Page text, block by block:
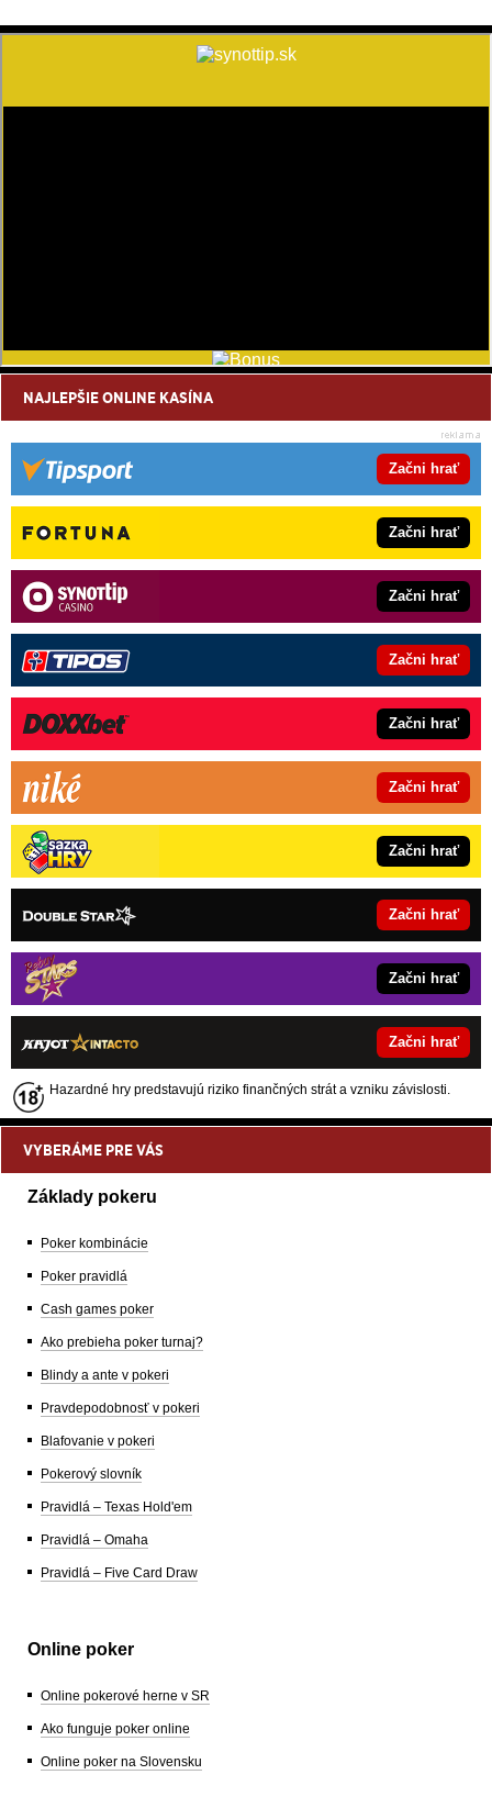
NAJLEPŠIE ONLINE KASÍNA
Začni hrať
Začni hrať
Začni hrať
Začni hrať
Začni hrať
Začni hrať
Začni hrať
Začni hrať
Začni hrať
Začni hrať
Hazardné hry predstavujú riziko finančných strát a vzniku závislosti.
VYBERÁME PRE VÁS
Základy pokeru
Poker kombinácie
Poker pravidlá
Cash games poker
Ako prebieha poker turnaj?
Blindy a ante v pokeri
Pravdepodobnosť v pokeri
Blafovanie v pokeri
Pokerový slovník
Pravidlá – Texas Hold'em
Pravidlá – Omaha
Pravidlá – Five Card Draw
Online poker
Online pokerové herne v SR
Ako funguje poker online
Online poker na Slovensku